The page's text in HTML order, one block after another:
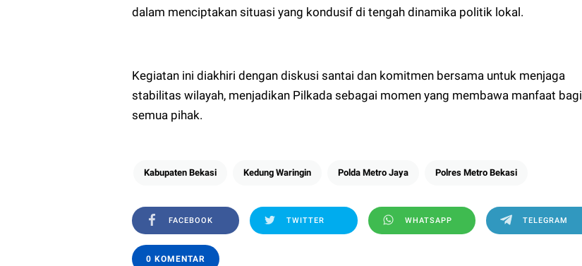
dalam menciptakan situasi yang kondusif di tengah dinamika politik lokal.
Kegiatan ini diakhiri dengan diskusi santai dan komitmen bersama untuk menjaga
stabilitas wilayah, menjadikan Pilkada sebagai momen yang membawa manfaat bagi
semua pihak.
Kabupaten Bekasi Kedung Waringin Polda Metro Jaya Polres Metro Bekasi
FACEBOOK TWITTER WHATSAPP TELEGRAM
0 KOMENTAR